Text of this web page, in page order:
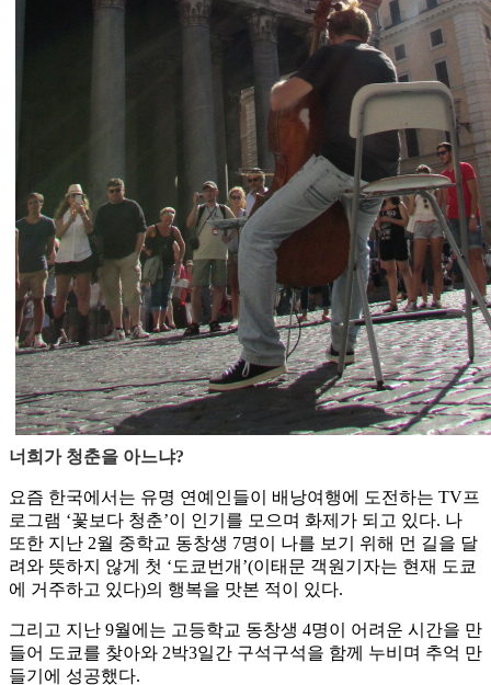
너희가 청춘을 아느냐?
요즘 한국에서는 유명 연예인들이 배낭여행에 도전하는 TV프
로그램 ‘꽃보다 청춘’이 인기를 모으며 화제가 되고 있다. 나
또한 지난 2월 중학교 동창생 7명이 나를 보기 위해 먼 길을 달
려와 뜻하지 않게 첫 ‘도쿄번개’(이태문 객원기자는 현재 도쿄
에 거주하고 있다)의 행복을 맛본 적이 있다.
그리고 지난 9월에는 고등학교 동창생 4명이 어려운 시간을 만
들어 도쿄를 찾아와 2박3일간 구석구석을 함께 누비며 추억 만
들기에 성공했다.